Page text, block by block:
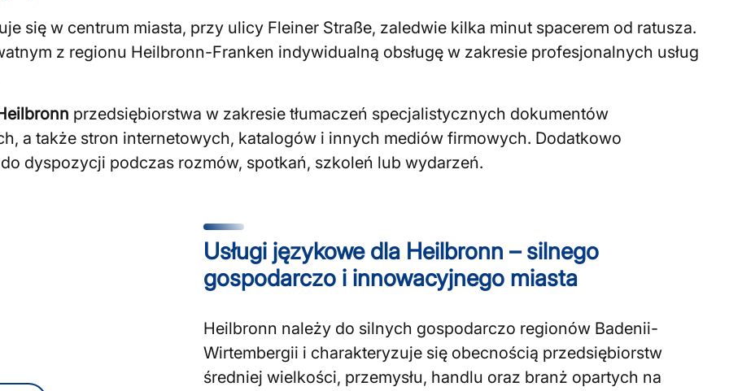
się w centrum miasta, przy ulicy Fleiner Straße, zaledwie kilka minut spacerem od ratusza.
z regionu Heilbronn-Franken indywidualną obsługę w zakresie profesjonalnych usług
przedsiębiorstwa w zakresie tłumaczeń specjalistycznych dokumentów
a także stron internetowych, katalogów i innych mediów firmowych. Dodatkowo
dyspozycji podczas rozmów, spotkań, szkoleń lub wydarzeń.
Usługi językowe dla Heilbronn – silnego
gospodarczo i innowacyjnego miasta
Heilbronn należy do silnych gospodarczo regionów Badenii-
Wirtembergii i charakteryzuje się obecnością przedsiębiorstw
średniej wielkości, przemysłu, handlu oraz branż opartych na